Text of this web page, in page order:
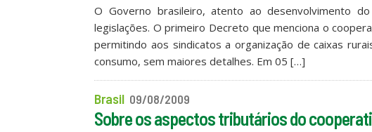
O Governo brasileiro, atento ao desenvolvimento
legislações. O primeiro Decreto que menciona o
permitindo aos sindicatos a organização de caixas
consumo, sem maiores detalhes. Em 05 […]
Brasil 09/08/2009
Sobre os aspectos tributários do